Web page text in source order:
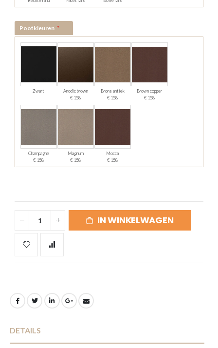
Pootkleuren
Zwart
Anodic brown
€ 158
Brons antiek
€ 158
Brown copper
€ 158
Champagne
€ 158
Magnum
€ 158
Mocca
€ 158
IN WINKELWAGEN
DETAILS